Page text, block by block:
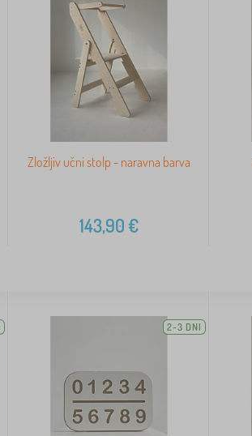
Zložljiv učni stolp - naravna barva
143,90€
2-3 DNI